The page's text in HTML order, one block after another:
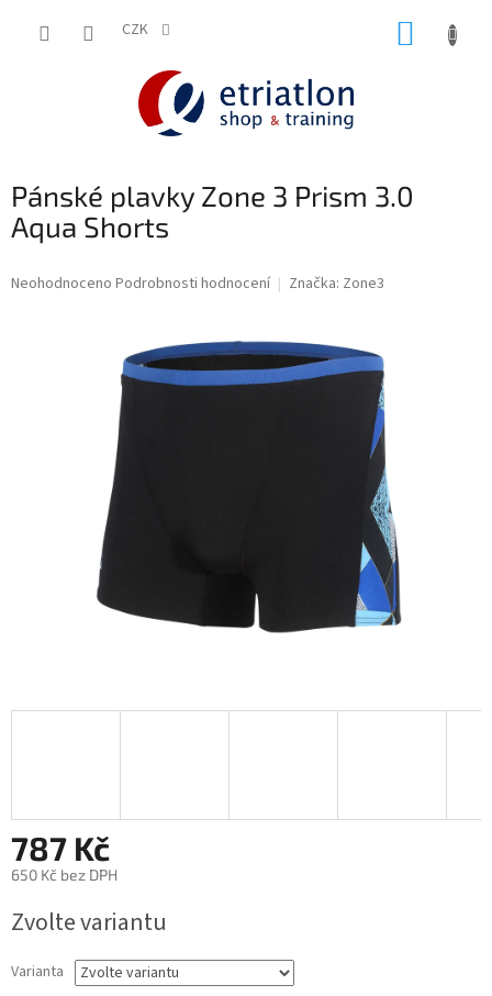
CZK
Pánské plavky Zone 3 Prism 3.0
Aqua Shorts
Průměrné
Neohodnoceno Podrobnosti hodnocení Značka: Zone3
787 Kč
650 Kč bez DPH
cena:
Zvolte variantu
Varianta
shop.etriatlon.cz - Chat